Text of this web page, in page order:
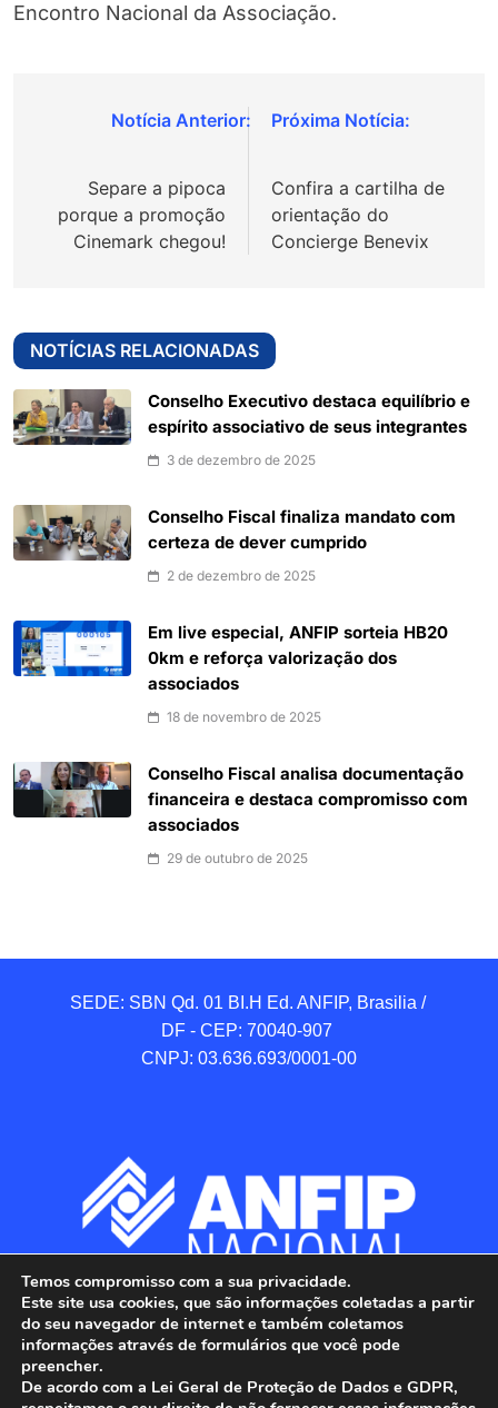
Encontro Nacional da Associação.
Navegação
Post
Separe a pipoca
porque a promoção
Cinemark chegou!
Confira a cartilha de
orientação do
Concierge Benevix
NOTÍCIAS RELACIONADAS
Conselho Executivo destaca equilíbrio e
espírito associativo de seus integrantes
3 de dezembro de 2025
Conselho Fiscal finaliza mandato com
certeza de dever cumprido
2 de dezembro de 2025
Em live especial, ANFIP sorteia HB20
0km e reforça valorização dos
associados
18 de novembro de 2025
Conselho Fiscal analisa documentação
financeira e destaca compromisso com
associados
29 de outubro de 2025
SEDE: SBN Qd. 01 BI.H Ed. ANFIP, Brasilia /
DF - CEP: 70040-907
CNPJ: 03.636.693/0001-00
Temos compromisso com a sua privacidade.
Este site usa cookies, que são informações coletadas a partir
do seu navegador de internet e também coletamos
informações através de formulários que você pode
preencher.
De acordo com a Lei Geral de Proteção de Dados e GDPR,